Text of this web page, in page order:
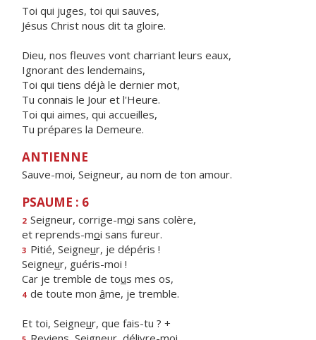
Toi qui juges, toi qui sauves,
Jésus Christ nous dit ta gloire.
Dieu, nos fleuves vont charriant leurs eaux,
Ignorant des lendemains,
Toi qui tiens déjà le dernier mot,
Tu connais le Jour et l'Heure.
Toi qui aimes, qui accueilles,
Tu prépares la Demeure.
ANTIENNE
Sauve-moi, Seigneur, au nom de ton amour.
PSAUME : 6
2 Seigneur, corrige-moi sans colère,
et reprends-moi sans fureur.
3 Pitié, Seigneur, je dépéris !
Seigneur, guéris-moi !
Car je tremble de tous mes os,
4 de toute mon âme, je tremble.
Et toi, Seigneur, que fais-tu ? +